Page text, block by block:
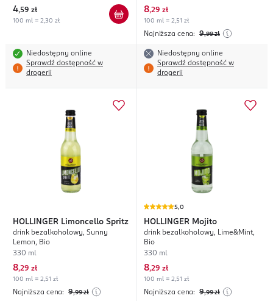
4,59 zł
100 ml = 2,30 zł
Niedostępny online
Sprawdź dostępność w
drogerii
8,29 zł
100 ml = 2,51 zł
Najniższa cena: 9,99 zł
Niedostępny online
Sprawdź dostępność w
drogerii
HOLLINGER Limoncello Spritz
drink bezalkoholowy, Sunny
Lemon, Bio
330 ml
8,29 zł
100 ml = 2,51 zł
Najniższa cena: 9,99 zł
5,0
HOLLINGER Mojito
drink bezalkoholowy, Lime&Mint,
Bio
330 ml
8,29 zł
100 ml = 2,51 zł
Najniższa cena: 9,99 zł